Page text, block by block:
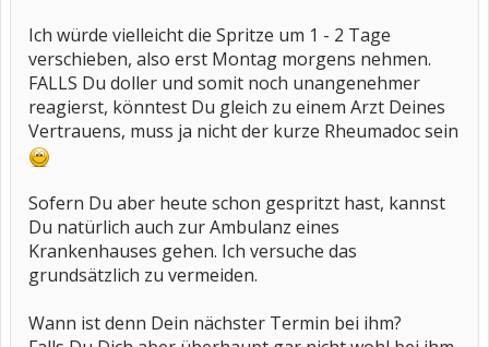
Ich würde vielleicht die Spritze um 1 - 2 Tage
verschieben, also erst Montag morgens nehmen.
FALLS Du doller und somit noch unangenehmer
reagierst, könntest Du gleich zu einem Arzt Deines
Vertrauens, muss ja nicht der kurze Rheumadoc sein
Sofern Du aber heute schon gespritzt hast, kannst
Du natürlich auch zur Ambulanz eines
Krankenhauses gehen. Ich versuche das
grundsätzlich zu vermeiden.
Wann ist denn Dein nächster Termin bei ihm?